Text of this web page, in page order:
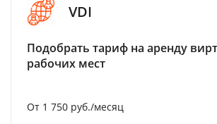
VDI
Подобрать тариф на аренду
рабочих мест
От 1 750 руб./месяц